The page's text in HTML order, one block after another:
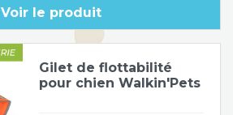
Voir le produit
Gilet de flottabilité
pour chien Walkin'Pets